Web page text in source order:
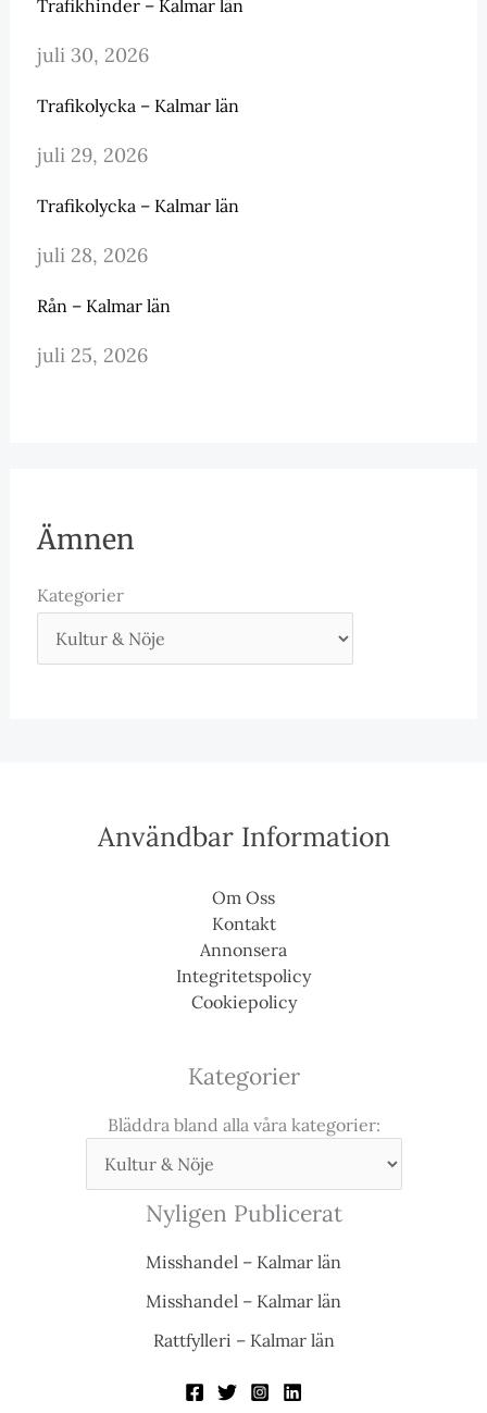
Trafikhinder – Kalmar län
juli 30, 2026
Trafikolycka – Kalmar län
juli 29, 2026
Trafikolycka – Kalmar län
juli 28, 2026
Rån – Kalmar län
juli 25, 2026
Ämnen
Kategorier
Användbar Information
Om Oss
Kontakt
Annonsera
Integritetspolicy
Cookiepolicy
Kategorier
Bläddra bland alla våra kategorier:
Nyligen Publicerat
Misshandel – Kalmar län
Misshandel – Kalmar län
Rattfylleri – Kalmar län